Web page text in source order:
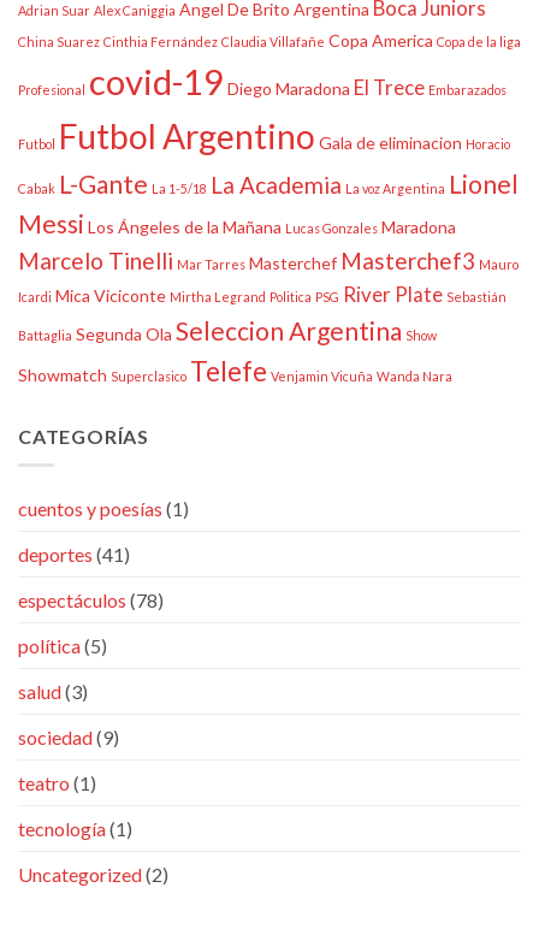
Adrian Suar Alex Caniggia Angel De Brito Argentina Boca Juniors
China Suarez Cinthia Fernández Claudia Villafañe Copa America Copa de la liga
Profesional covid-19 Diego Maradona El Trece Embarazados
Futbol Futbol Argentino Gala de eliminacion Horacio
Cabak L-Gante La 1-5/18 La Academia La voz Argentina Lionel
Messi Los Ángeles de la Mañana Lucas Gonzales Maradona
Marcelo Tinelli Mar Tarres Masterchef Masterchef3 Mauro
Icardi Mica Viciconte Mirtha Legrand Politica PSG River Plate Sebastián
Battaglia Segunda Ola Seleccion Argentina Show
Showmatch Superclasico Telefe Venjamin Vicuña Wanda Nara
CATEGORÍAS
cuentos y poesías (1)
deportes (41)
espectáculos (78)
política(5)
salud(3)
sociedad(9)
teatro (1)
tecnología(1)
Uncategorized(2)